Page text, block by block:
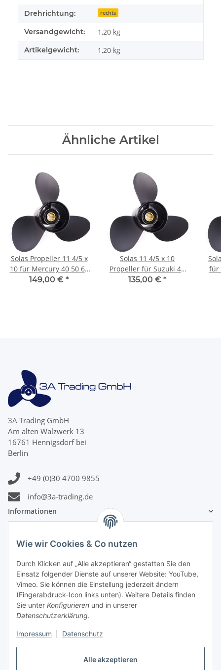
Alle akzeptieren
Wie wir Cookies & Co nutzen
Durch Klicken auf „Alle akzeptieren“ gestatten Sie den
Einsatz folgender Dienste auf unserer Website: YouTube,
Vimeo. Sie können die Einstellung jederzeit ändern
(Fingerabdruck-Icon links unten). Weitere Details finden
Sie unter Konfigurieren und in unserer
Datenschutzerklärung.
Impressum Datenschutz
Drehrichtung: rechts
Versandgewicht: 1,20 kg
Artikelgewicht: 1,20 kg
Ähnliche Artikel
Solas Propeller 11 4/5 x
10 für Mercury 40 50 60
PS 3 Blatt 13 Zähne
149,00 € *
Solas 11 4/5 x 10
Propeller für Suzuki 40
50 60 PS 3 Blatt mit 13
135,00 € *
für
3A Trading GmbH
Am alten Walzwerk 13
16761 Hennigsdorf bei
Berlin
+49 (0)30 4700 9855
info@3a-trading.de
Informationen
Gesetzliche Informationen
Zahlungsinformationen
Versandinformationen